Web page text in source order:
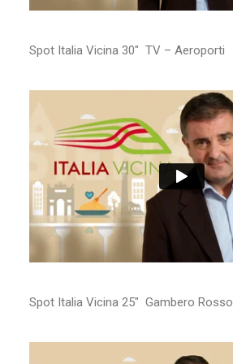
Spot Italia Vicina 30″ TV – Aeroporti
Spot Italia Vicina 25″ Gambero Rosso